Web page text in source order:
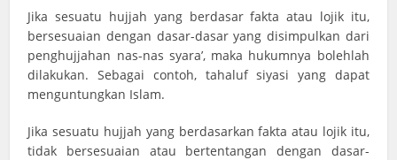
Jika sesuatu hujjah yang berdasar fakta atau lojik itu,
bersesuaian dengan dasar-dasar yang disimpulkan dari
penghujjahan nas-nas syara’, maka hukumnya bolehlah
dilakukan. Sebagai contoh, tahaluf siyasi yang dapat
menguntungkan Islam.
Jika sesuatu hujjah yang berdasarkan fakta atau lojik itu,
tidak bersesuaian atau bertentangan dengan dasar-